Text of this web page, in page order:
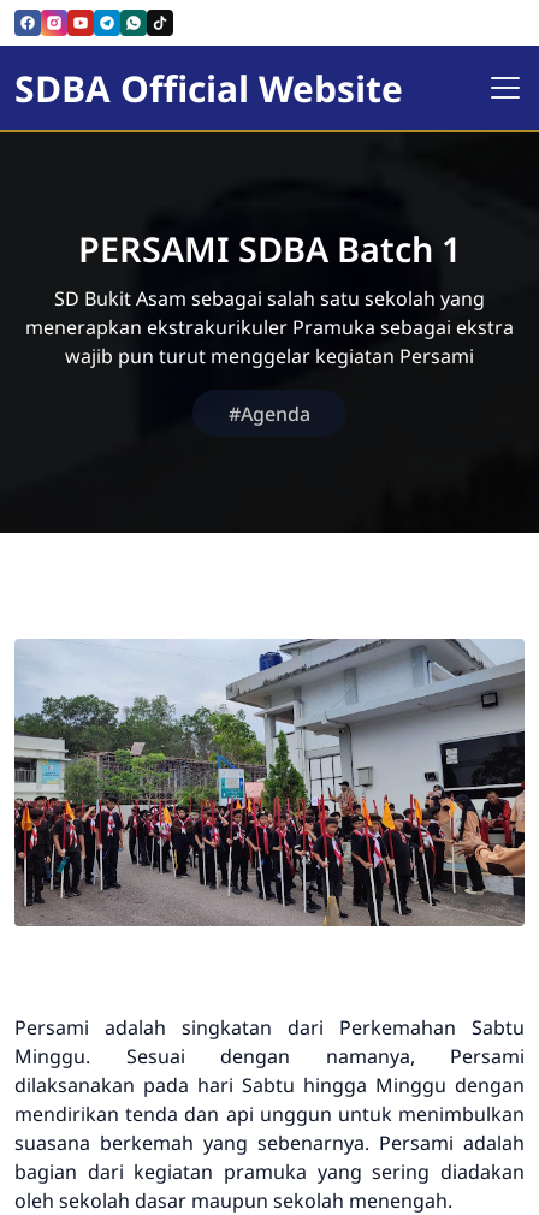
SDBA Official Website
PERSAMI SDBA Batch 1
SD Bukit Asam sebagai salah satu sekolah yang
menerapkan ekstrakurikuler Pramuka sebagai ekstra
wajib pun turut menggelar kegiatan Persami
#Agenda
Persami adalah singkatan dari Perkemahan Sabtu
Minggu. Sesuai dengan namanya, Persami
dilaksanakan pada hari Sabtu hingga Minggu dengan
mendirikan tenda dan api unggun untuk menimbulkan
suasana berkemah yang sebenarnya. Persami adalah
bagian dari kegiatan pramuka yang sering diadakan
oleh sekolah dasar maupun sekolah menengah.